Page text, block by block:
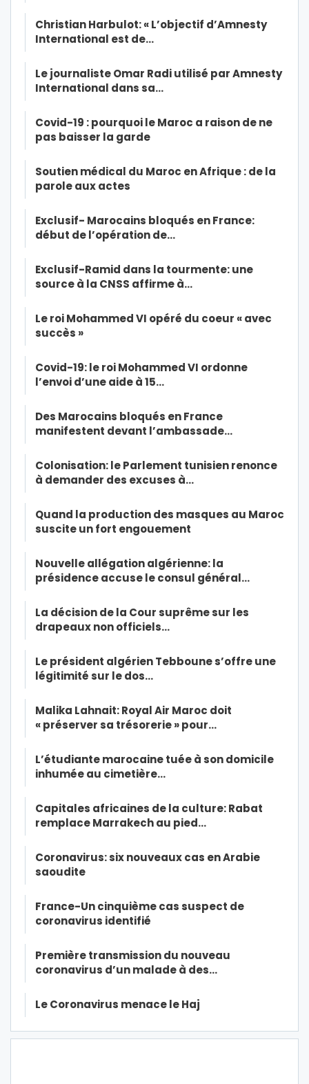
Christian Harbulot: « L’objectif d’Amnesty
International est de…
Le journaliste Omar Radi utilisé par Amnesty
International dans sa…
Covid-19 : pourquoi le Maroc a raison de ne
pas baisser la garde
Soutien médical du Maroc en Afrique : de la
parole aux actes
Exclusif- Marocains bloqués en France:
début de l’opération de…
Exclusif-Ramid dans la tourmente: une
source à la CNSS affirme à…
Le roi Mohammed VI opéré du coeur « avec
succès »
Covid-19: le roi Mohammed VI ordonne
l’envoi d’une aide à 15…
Des Marocains bloqués en France
manifestent devant l’ambassade…
Colonisation: le Parlement tunisien renonce
à demander des excuses à…
Quand la production des masques au Maroc
suscite un fort engouement
Nouvelle allégation algérienne: la
présidence accuse le consul général…
La décision de la Cour suprême sur les
drapeaux non officiels…
Le président algérien Tebboune s’offre une
légitimité sur le dos…
Malika Lahnait: Royal Air Maroc doit
« préserver sa trésorerie » pour…
L’étudiante marocaine tuée à son domicile
inhumée au cimetière…
Capitales africaines de la culture: Rabat
remplace Marrakech au pied…
Coronavirus: six nouveaux cas en Arabie
saoudite
France-Un cinquième cas suspect de
coronavirus identifié
Première transmission du nouveau
coronavirus d’un malade à des…
Le Coronavirus menace le Haj